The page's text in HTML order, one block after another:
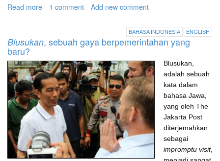
Read more about
dan
diramalkan
menjadi
presiden
!
1 comment Add new comment
BAHASA INDONESIA ENGLISH
Blusukan, sebuah gaya berpemerintahan yang
baru?
Blusukan,
adalah sebuah
kata dalam
bahasa Jawa,
yang oleh The
Jakarta Post
diterjemahkan
sebagai
impromptu visit,